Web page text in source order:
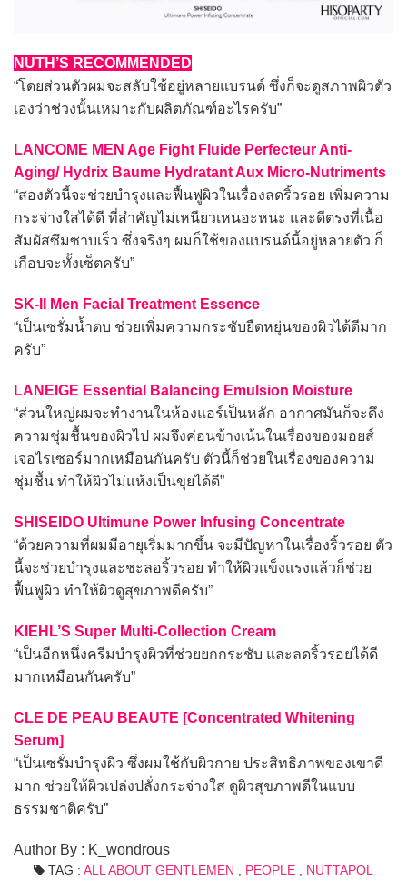
NUTH’S RECOMMENDED
“โดยส่วนตัวผมจะสลับใช้อยู่หลายแบรนด์ ซึ่งก็จะดูสภาพผิวตัว
เองว่าช่วงนั้นเหมาะกับผลิตภัณฑ์อะไรครับ”
LANCOME MEN Age Fight Fluide Perfecteur Anti-
Aging/ Hydrix Baume Hydratant Aux Micro-Nutriments
“สองตัวนี้จะช่วยบำรุงและฟื้นฟูผิวในเรื่องลดริ้วรอย เพิ่มความ
กระจ่างใสได้ดี ที่สำคัญไม่เหนียวเหนอะหนะ และดีตรงที่เนื้อ
สัมผัสซึมซาบเร็ว ซึ่งจริงๆ ผมก็ใช้ของแบรนด์นี้อยู่หลายตัว ก็
เกือบจะทั้งเซ็ตครับ”
SK-II Men Facial Treatment Essence
“เป็นเซรั่มน้ำตบ ช่วยเพิ่มความกระชับยืดหยุ่นของผิวได้ดีมาก
ครับ”
LANEIGE Essential Balancing Emulsion Moisture
“ส่วนใหญ่ผมจะทำงานในห้องแอร์เป็นหลัก อากาศมันก็จะดึง
ความชุ่มชื้นของผิวไป ผมจึงค่อนข้างเน้นในเรื่องของมอยส์
เจอไรเซอร์มากเหมือนกันครับ ตัวนี้ก็ช่วยในเรื่องของความ
ชุ่มชื้น ทำให้ผิวไม่แห้งเป็นขุยได้ดี”
SHISEIDO Ultimune Power Infusing Concentrate
“ด้วยความที่ผมมีอายุเริ่มมากขึ้น จะมีปัญหาในเรื่องริ้วรอย ตัว
นี้จะช่วยบำรุงและชะลอริ้วรอย ทำให้ผิวแข็งแรงแล้วก็ช่วย
ฟื้นฟูผิว ทำให้ผิวดูสุขภาพดีครับ”
KIEHL’S Super Multi-Collection Cream
“เป็นอีกหนึ่งครีมบำรุงผิวที่ช่วยยกกระชับ และลดริ้วรอยได้ดี
มากเหมือนกันครับ”
CLE DE PEAU BEAUTE [Concentrated Whitening
Serum]
“เป็นเซรั่มบำรุงผิว ซึ่งผมใช้กับผิวกาย ประสิทธิภาพของเขาดี
มาก ช่วยให้ผิวเปล่งปลั่งกระจ่างใส ดูผิวสุขภาพดีในแบบ
ธรรมชาติครับ”
Author By : K_wondrous
TAG : ALL ABOUT GENTLEMEN PEOPLE
NUTTAPOL